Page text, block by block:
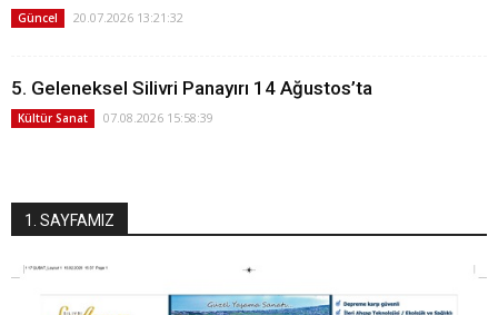
Güncel 20.07.2026 13:21:32
5. Geleneksel Silivri Panayırı 14 Ağustos’ta
Kültür Sanat 07.08.2026 15:58:39
1. SAYFAMIZ